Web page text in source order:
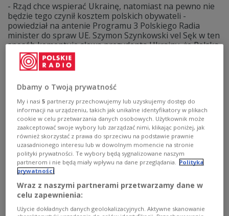
- Rząd chce wspierać Ukrainę, natomiast na pewno nie
będzie tego czynił kosztem polskich obywateli -
powiedział na antenie Programu 3 Polskiego Radia
minister do spraw UE. Szymon Szynkowski vel Sęk w ten
sposób komentuje słowa prezydenta Ukrainy, że Polska
wprowadzając embargo na ukraińskie zboże "pomaga
przygotowywać scenę dla moskiewskiego aktora."
szymon szynkowski vel sęk polityka
Dbamy o Twoją prywatność
My i nasi5 partnerzy przechowujemy lub uzyskujemy dostęp do
informacji na urządzeniu, takich jak unikalne identyfikatory w plikach
cookie w celu przetwarzania danych osobowych. Użytkownik może
zaakceptować swoje wybory lub zarządzać nimi, klikając poniżej, jak
również skorzystać z prawa do sprzeciwu na podstawie prawnie
uzasadnionego interesu lub w dowolnym momencie na stronie
polityki prywatności. Te wybory będą sygnalizowane naszym
partnerom i nie będą miały wpływu na dane przeglądania. Polityka
prywatności
Wraz z naszymi partnerami przetwarzamy dane w
celu zapewnienia:
Użycie dokładnych danych geolokalizacyjnych. Aktywne skanowanie